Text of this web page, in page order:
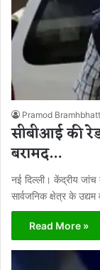
Pramod Bramhbhatt
सीबीआई की
बरामद…
नई दिल्ली। केंद्रीय
सार्वजनिक क्षेत्र के
Read More »